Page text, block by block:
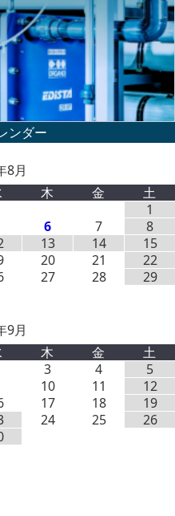
8月
木 金
土
1
6 7
8
13 14
15
20 21
22
27 28
29
9月
木 金
土
3 4
5
10 11
12
17 18
19
24 25
26